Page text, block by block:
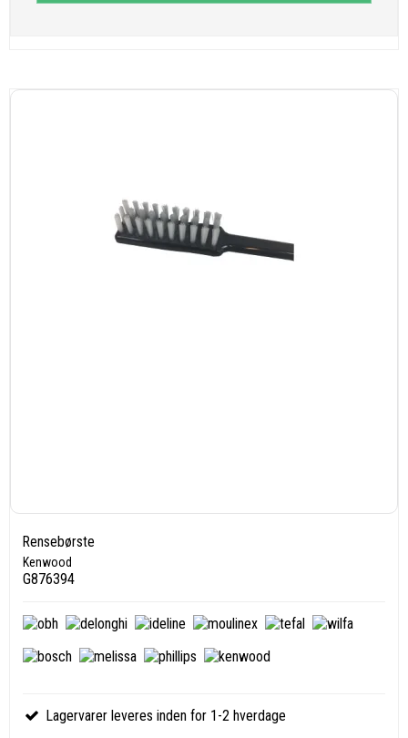
Rensebørste
Kenwood
G876394
Lagervarer leveres inden for 1-2 hverdage